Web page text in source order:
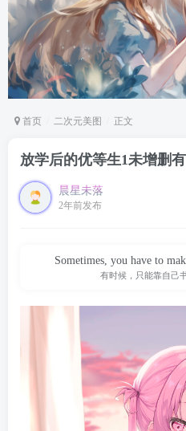
首页 二次元美图 正文
放学后的优等生1未增删
晨星未落
2年前发布
Sometimes, you have to
有时候，只能靠自己